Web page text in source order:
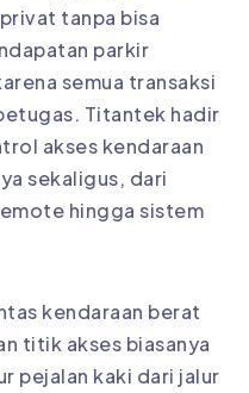
tanpa bisa
parkir
semua transaksi
Titantek hadir
akses kendaraan
sekaligus, dari
hingga sistem
kendaraan berat
titik akses biasanya
pejalan kaki dari jalur